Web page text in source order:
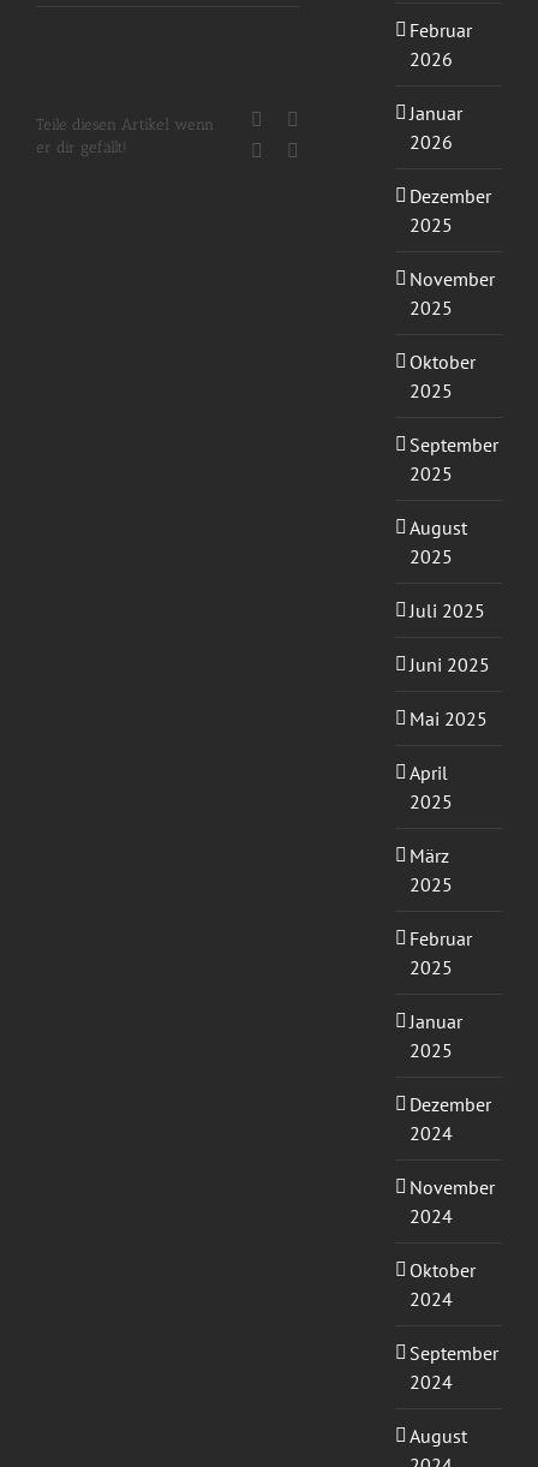
Teile diesen Artikel wenn
er dir gefällt!
Facebook
WhatsApp
Februar
2026
Januar
2026
Dezember
2025
November
2025
Oktober
2025
September
2025
August
2025
Juli 2025
Juni 2025
Mai 2025
April
2025
März
2025
Februar
2025
Januar
2025
Dezember
2024
November
2024
Oktober
2024
September
2024
August